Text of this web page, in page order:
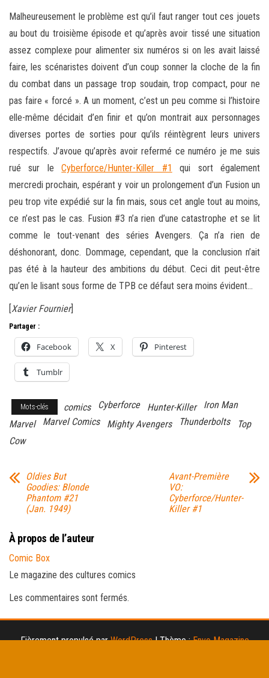
Malheureusement le problème est qu’il faut ranger tout ces jouets
au bout du troisième épisode et qu’après avoir tissé une situation
assez complexe pour alimenter six numéros si on les avait laissé
faire, les scénaristes doivent d’un coup sonner la cloche de la fin
du combat dans un passage trop soudain, trop compact, pour ne
pas faire « forcé ». A un moment, c’est un peu comme si l’histoire
elle-même décidait d’en finir et qu’on montrait aux personnages
diverses portes de sorties pour qu’ils réintègrent leurs univers
respectifs. J’avoue qu’après avoir refermé ce numéro je me suis
rué sur leCyberforce/Hunter-Killer #1 qui sort également
mercredi prochain, espérant y voir un prolongement d’un Fusion un
peu trop vite expédié sur la fin mais, sous cet angle tout au moins,
ce n’est pas le cas. Fusion #3 n’a rien d’une catastrophe et se lit
comme le tout-venant des séries Avengers. Ça n’a rien de
déshonorant, donc. Dommage, cependant, que la conclusion n’ait
pas été à la hauteur des ambitions du début. Ceci dit peut-être
qu’en le lisant sous forme de TPB ce défaut sera moins évident…
[Xavier Fournier]
Partager :
Facebook X Pinterest
Tumblr
Mots-clés comics Cyberforce Hunter-Killer
Iron Man
Marvel
Marvel Comics Mighty Avengers Thunderbolts
Top
Cow
Oldies But
Goodies: Blonde
Phantom #21
(Jan. 1949)
Avant-Première
VO:
Cyberforce/Hunter-
Killer #1
À propos de l’auteur
Comic Box
Le magazine des cultures comics
Les commentaires sont fermés.
Fièrement propulsé parWordPress |Thème :Envo Magazine